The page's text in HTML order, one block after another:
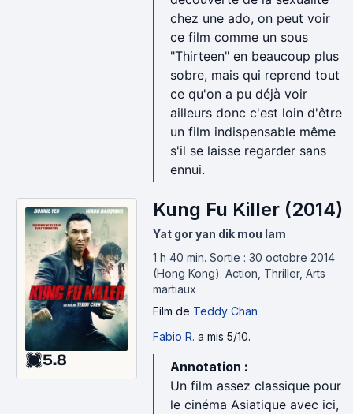
chez une ado, on peut voir
ce film comme un sous
"Thirteen" en beaucoup plus
sobre, mais qui reprend tout
ce qu'on a pu déjà voir
ailleurs donc c'est loin d'être
un film indispensable même
s'il se laisse regarder sans
ennui.
5.8
Kung Fu Killer (2014)
Yat gor yan dik mou lam
1 h 40 min. Sortie : 30 octobre 2014
(Hong Kong). Action, Thriller, Arts
martiaux
Film de Teddy Chan
Fabio R. a mis 5/10.
Annotation :
Un film assez classique pour
le cinéma Asiatique avec ici,